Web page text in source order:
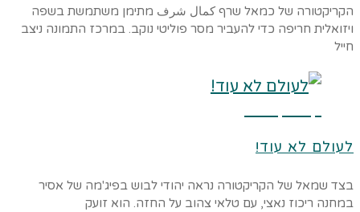
הקריקטורה של כמאל שרף كمال شرف מתימן משתמשת בשפה
ויזואלית חריפה כדי להעביר מסר פוליטי נוקב. במרכז התמונה ניצב
חייל
לעולם לא עוד!
בצד שמאל של הקריקטורה נראה יהודי לבוש בפיג'מה של אסיר
במחנה ריכוז נאצי, עם טלאי צהוב על החזה. הוא זועק